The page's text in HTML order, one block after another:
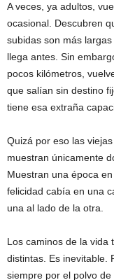
A veces, ya adultos,
ocasional. Descubren
subidas son más
llega antes. Sin
pocos kilómetros,
que salían sin destino
tiene esa extraña
Quizá por eso las
muestran únicamente
Muestran una época
felicidad cabía en una
una al lado de la otra.
Los caminos de la vida
distintas. Es inevitable.
siempre por el polvo